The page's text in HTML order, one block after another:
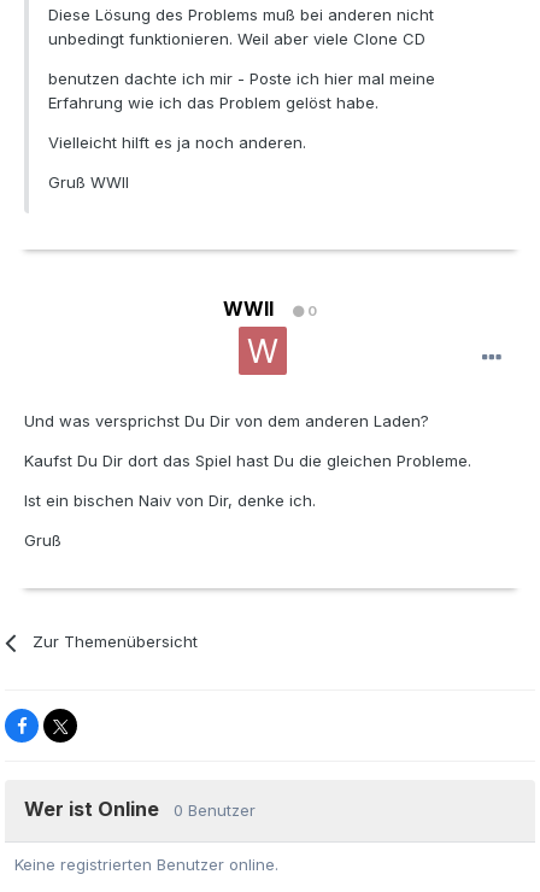
Diese Lösung des Problems muß bei anderen nicht
unbedingt funktionieren. Weil aber viele Clone CD
benutzen dachte ich mir - Poste ich hier mal meine
Erfahrung wie ich das Problem gelöst habe.
Vielleicht hilft es ja noch anderen.
Gruß WWII
WWII 0
Und was versprichst Du Dir von dem anderen Laden?
Kaufst Du Dir dort das Spiel hast Du die gleichen Probleme.
Ist ein bischen Naiv von Dir, denke ich.
Gruß
Zur Themenübersicht
Wer ist Online 0 Benutzer
Keine registrierten Benutzer online.